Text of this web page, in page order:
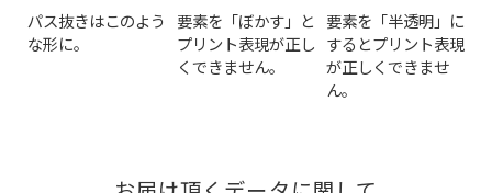
パス抜きはこのよう
な形に。
要素を「ぼかす」と
プリント表現が正し
くできません。
要素を「半透明」に
するとプリント表現
が正しくできませ
ん。